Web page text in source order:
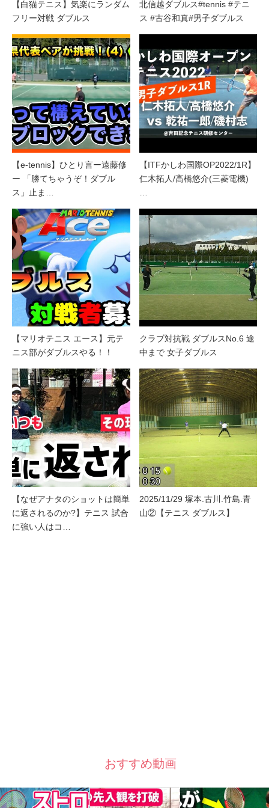
【白猫テニス】気楽にランダム
フリー対戦 ダブルス
北信越ダブルス#tennis #テニ
ス #古谷和真#男子ダブルス
【e-tennis】ひとり言ー遠藤修
ー 「勝てちゃうぞ！ダブル
ス」止ま…
【ITFかしわ国際OP2022/1R】
仁木拓人/高橋悠介(三菱電機)
【マリオテニス エース】元テ
ニス部がダブルスやる！！
クラブ対抗戦 ダブルスNo.6 途
中まで 女子ダブルス
【なぜアナタのショットは簡単
に返されるのか?】テニス 試合
に強い人はコ…
2025/11/29 塚本.古川.竹島.青
山②【テニス ダブルス】
おすすめ動画